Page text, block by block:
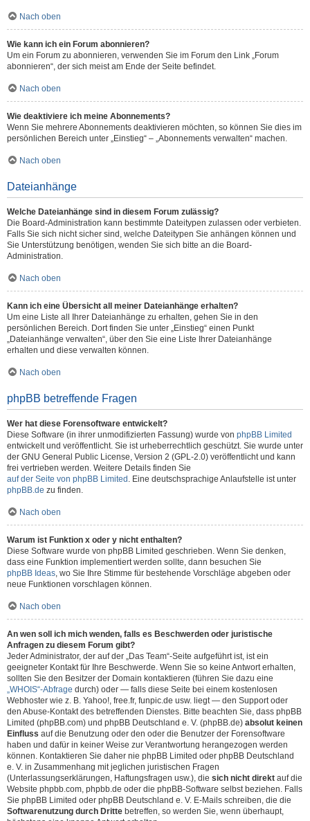
Nach oben
Wie kann ich ein Forum abonnieren?
Um ein Forum zu abonnieren, verwenden Sie im Forum den Link „Forum
abonnieren“, der sich meist am Ende der Seite befindet.
Nach oben
Wie deaktiviere ich meine Abonnements?
Wenn Sie mehrere Abonnements deaktivieren möchten, so können Sie dies im
persönlichen Bereich unter „Einstieg“ – „Abonnements verwalten“ machen.
Nach oben
Dateianhänge
Welche Dateianhänge sind in diesem Forum zulässig?
Die Board-Administration kann bestimmte Dateitypen zulassen oder verbieten.
Falls Sie sich nicht sicher sind, welche Dateitypen Sie anhängen können und
Sie Unterstützung benötigen, wenden Sie sich bitte an die Board-
Administration.
Nach oben
Kann ich eine Übersicht all meiner Dateianhänge erhalten?
Um eine Liste all Ihrer Dateianhänge zu erhalten, gehen Sie in den
persönlichen Bereich. Dort finden Sie unter „Einstieg“ einen Punkt
„Dateianhänge verwalten“, über den Sie eine Liste Ihrer Dateianhänge
erhalten und diese verwalten können.
Nach oben
phpBB betreffende Fragen
Wer hat diese Forensoftware entwickelt?
Diese Software (in ihrer unmodifizierten Fassung) wurde von phpBB Limited
entwickelt und veröffentlicht. Sie ist urheberrechtlich geschützt. Sie wurde unter
der GNU General Public License, Version 2 (GPL-2.0) veröffentlicht und kann
frei vertrieben werden. Weitere Details finden Sie
auf der Seite von phpBB Limited . Eine deutschsprachige Anlaufstelle ist unter
phpBB.de zu finden.
Nach oben
Warum ist Funktion x oder y nicht enthalten?
Diese Software wurde von phpBB Limited geschrieben. Wenn Sie denken,
dass eine Funktion implementiert werden sollte, dann besuchen Sie
phpBB Ideas, wo Sie Ihre Stimme für bestehende Vorschläge abgeben oder
neue Funktionen vorschlagen können.
Nach oben
An wen soll ich mich wenden, falls es Beschwerden oder juristische
Anfragen zu diesem Forum gibt?
Jeder Administrator, der auf der „Das Team“-Seite aufgeführt ist, ist ein
geeigneter Kontakt für Ihre Beschwerde. Wenn Sie so keine Antwort erhalten,
sollten Sie den Besitzer der Domain kontaktieren (führen Sie dazu eine
„WHOIS“-Abfrage durch) oder — falls diese Seite bei einem kostenlosen
Webhoster wie z. B. Yahoo!, free.fr, funpic.de usw. liegt — den Support oder
den Abuse-Kontakt des betreffenden Dienstes. Bitte beachten Sie, dass phpBB
Limited (phpBB.com) und phpBB Deutschland e. V. (phpBB.de) absolut keinen
Einfluss auf die Benutzung oder den oder die Benutzer der Forensoftware
haben und dafür in keiner Weise zur Verantwortung herangezogen werden
können. Kontaktieren Sie daher nie phpBB Limited oder phpBB Deutschland
e. V. in Zusammenhang mit jeglichen juristischen Fragen
(Unterlassungserklärungen, Haftungsfragen usw.), die sich nicht direkt auf die
Website phpbb.com, phpbb.de oder die phpBB-Software selbst beziehen. Falls
Sie phpBB Limited oder phpBB Deutschland e. V. E-Mails schreiben, die die
Softwarenutzung durch Dritte betreffen, so werden Sie, wenn überhaupt,